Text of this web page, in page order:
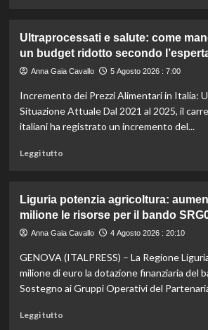
Fondo
di
solidarietà:
milioni
per
colpite
da
calamità.
Ultraprocessati e salute: come
un budget ridotto secondo
Anna Gaia Cavallo 5 Agosto 2026 : 7:00
Incremento dei Prezzi Alimentari in Italia:
Situazione Attuale Dal 2021 al 2025, il
italiani ha registrato un incremento del...
Leggi tuttoLeggi
Ultraprocessati
e
salute:
mangiare
bene
con
Liguria potenzia agricoltura:
milione le risorse per il bando
Anna Gaia Cavallo 4 Agosto 2026 : 20:10
GENOVA (ITALPRESS) – La Regione
milione di euro la dotazione finanziaria del
Sostegno ai Gruppi Operativi del
Leggi tuttoLeggi